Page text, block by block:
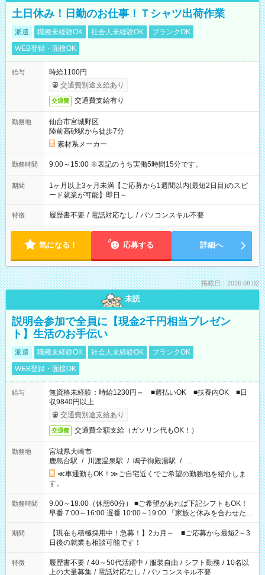
土日休み！日勤のお仕事！Ｔシャツ出荷作業
派遣 職種未経験OK 社会人未経験OK
ブランクOK
WEB登録・面接OK
給与
時給1100円
交通費別途支給あり
交通費 交通費支給有り
勤務地
仙台市宮城野区
陸前高砂駅から徒歩7分
素材系メーカー
勤務時間 9:00～15:00 ※表記のうち実働5時間15分です。
期間
1ヶ月以上3ヶ月未満【ご応募から1週間以内(最短2日目)のスピ
ード就業が可能】即日～
特徴 履歴書不要 / 電話対応なし / パソコンスキル不要
気になる！ 応募する 詳細へ
掲載日：2026.08.02
未読
説明会参加で全員に【現金2千円相当プレゼン
ト】生活のお手伝い
派遣 職種未経験OK 社会人未経験OK
ブランクOK
WEB登録・面接OK
給与
無資格未経験：時給1230円～ ■週払いOK ■扶養内OK ■日
収9840円以上
交通費別途支給あり
交通費 交通費全額支給（ガソリン代もOK！）
勤務地
宮城県大崎市
鹿島台駅 / 川渡温泉駅 / 鳴子御殿湯駅 / …
≪車通勤もOK！≫ご自宅近くでご希望の勤務地を紹介しま
す。
勤務時間
9:00～18:00（休憩60分） ■ご希望があれば下記シフトもOK！
早番 7:00～16:00 遅番 10:00～19:00 「家族と休みを合わせた
い」 「余裕を持って夕飯の準備がしたい」 「できれば残業はし
たくない」 など、ご希望を教えてくださいね。 ※Wワーク希望
の方へ 今ご覧のお仕事で希望する勤務時間と、もう1つのお仕事
の勤務時間。 合計で週40時間を超える場合は応募できません。
期間
【現在も積極採用中！急募！】2カ月～ ■ご応募から最短2～3
日後の就業も相談可能です！
特徴 履歴書不要 / 40～50代活躍中 / 服装自由 / シフト勤務 / 10名以
上の大量募集 / 電話対応なし / パソコンスキル不要